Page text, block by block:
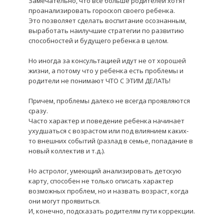
проанализировать гороскоп своего ребенка.
Это позволяет сделать воспитание осознанным,
выработать наилучшие стратегии по развитию
способностей и будущего ребенка в целом.
Но иногда за консультацией идут не от хорошей
жизни, а потому что у ребенка есть проблемы и
родители не понимают ЧТО С ЭТИМ ДЕЛАТЬ!
Причем, проблемы далеко не всегда проявляются
сразу.
Часто характер и поведение ребенка начинает
ухудшаться с возрастом или под влиянием каких-
то внешнихсобытий (разлад в семье, попадание в
новый коллектив и т.д.).
Но астролог, умеющий анализировать детскую
карту, способен не только описать характер
возможных проблем, но и назвать возраст, когда
они могут проявиться.
И, конечно, подсказать родителям пути коррекции.